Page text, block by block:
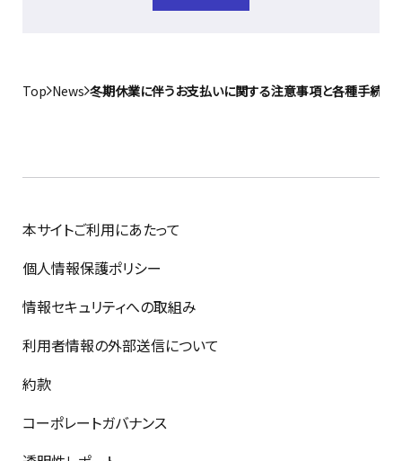
Top News 冬期休業に伴うお支払いに関する注意事項と各種手続き
本サイトご利用にあたって
個人情報保護ポリシー
情報セキュリティへの取組み
利用者情報の外部送信について
約款
コーポレートガバナンス